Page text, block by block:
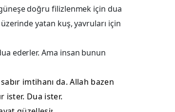
doğru filizlenmek için dua
yatan kuş, yavruları için
ederler. Ama insan bunun
imtihanı da. Allah bazen
ister. Dua ister.